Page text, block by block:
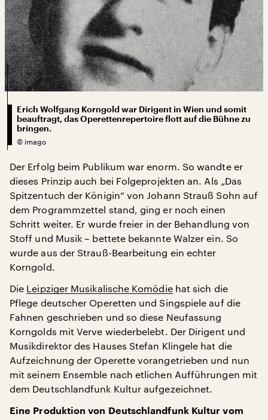
Erich Wolfgang Korngold war Dirigent in Wien und somit
beauftragt, das Operettenrepertoire flott auf die Bühne zu
bringen.
© imago
Der Erfolg beim Publikum war enorm. So wandte er
dieses Prinzip auch bei Folgeprojekten an. Als „Das
Spitzentuch der Königin“ von Johann Strauß Sohn auf
dem Programmzettel stand, ging er noch einen
Schritt weiter. Er wurde freier in der Behandlung von
Stoff und Musik – bettete bekannte Walzer ein. So
wurde aus der Strauß-Bearbeitung ein echter
Korngold.
Die Leipziger Musikalische Komödiehat sich die
Pflege deutscher Operetten und Singspiele auf die
Fahnen geschrieben und so diese Neufassung
Korngolds mit Verve wiederbelebt. Der Dirigent und
Musikdirektor des Hauses Stefan Klingele hat die
Aufzeichnung der Operette vorangetrieben und nun
mit seinem Ensemble nach etlichen Aufführungen mit
dem Deutschlandfunk Kultur aufgezeichnet.
Eine Produktion von Deutschlandfunk Kultur vom